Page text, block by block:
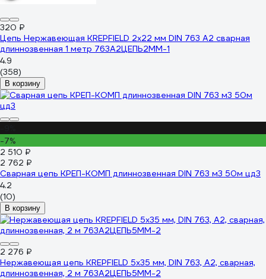
320 ₽
Цепь Нержавеющая KREPFIELD 2x22 мм DIN 763 А2 сварная
длиннозвенная 1 метр 763А2ЦЕПЬ2ММ-1
4.9
(358)
В корзину
-7%
2 510 ₽
2 762 ₽
Сварная цепь КРЕП-КОМП длиннозвенная DIN 763 м3 50м цд3
4.2
(10)
В корзину
2 276 ₽
Нержавеющая цепь KREPFIELD 5x35 мм, DIN 763, А2, сварная,
длиннозвенная, 2 м 763А2ЦЕПЬ5ММ-2